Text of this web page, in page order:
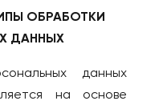
ОБРАБОТКИ
ДАННЫХ
данных
на основе